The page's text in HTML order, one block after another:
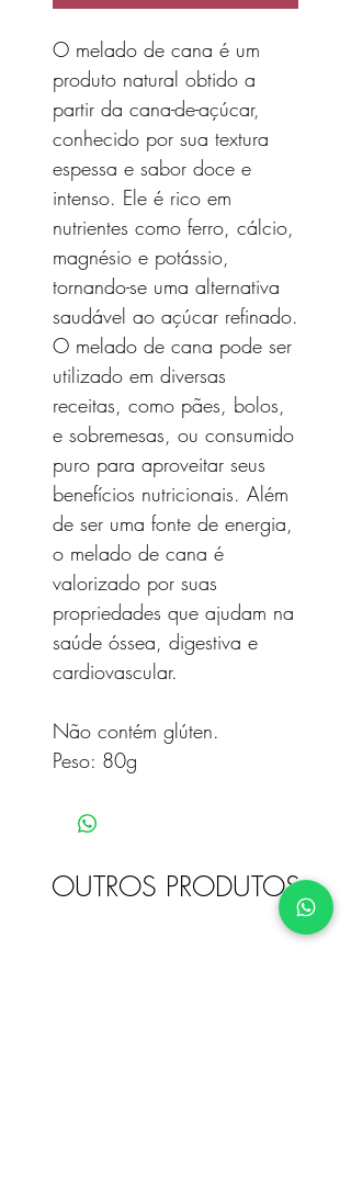
O melado de cana é um
produto natural obtido a
partir da cana-de-açúcar,
conhecido por sua textura
espessa e sabor doce e
intenso. Ele é rico em
nutrientes como ferro, cálcio,
magnésio e potássio,
tornando-se uma alternativa
saudável ao açúcar refinado.
O melado de cana pode ser
utilizado em diversas
receitas, como pães, bolos,
e sobremesas, ou consumido
puro para aproveitar seus
benefícios nutricionais. Além
de ser uma fonte de energia,
o melado de cana é
valorizado por suas
propriedades que ajudam na
saúde óssea, digestiva e
cardiovascular.
Não contém glúten.
Peso: 80g
OUTROS PRODUTOS